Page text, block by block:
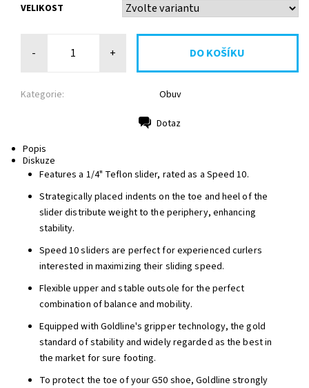
VELIKOST
- +
Kategorie: Obuv
Dotaz
Popis
Diskuze
Features a 1/4" Teflon slider, rated as a Speed 10.
Strategically placed indents on the toe and heel of the
slider distribute weight to the periphery, enhancing
stability.
Speed 10 sliders are perfect for experienced curlers
interested in maximizing their sliding speed.
Flexible upper and stable outsole for the perfect
combination of balance and mobility.
Equipped with Goldline's gripper technology, the gold
standard of stability and widely regarded as the best in
the market for sure footing.
To protect the toe of your G50 shoe, Goldline strongly